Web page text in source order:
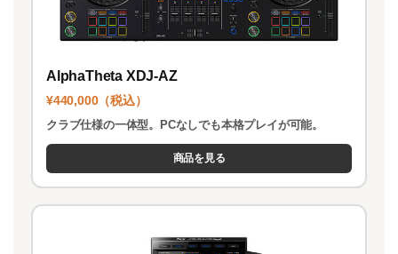
AlphaTheta XDJ-AZ
¥440,000（税込）
クラブ仕様の一体型。PCなしでも本格プレイが可能。
商品を見る